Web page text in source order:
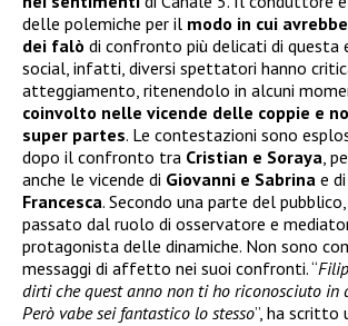
delle polemiche per il modo in cui
dei falò di confronto più delicati di questa
social, infatti, diversi spettatori hanno
atteggiamento, ritenendolo in alcuni
coinvolto nelle vicende delle coppie e
super partes. Le contestazioni sono
dopo il confronto tra Cristian e Soraya ,
anche le vicende di Giovanni e Sabrina e di
Francesca. Secondo una parte del
passato dal ruolo di osservatore e
protagonista delle dinamiche. Non sono
messaggi di affetto nei suoi confronti. “
dirti che quest anno non ti ho riconosciuto in
Però vabe sei fantastico lo stesso”, ha scritto